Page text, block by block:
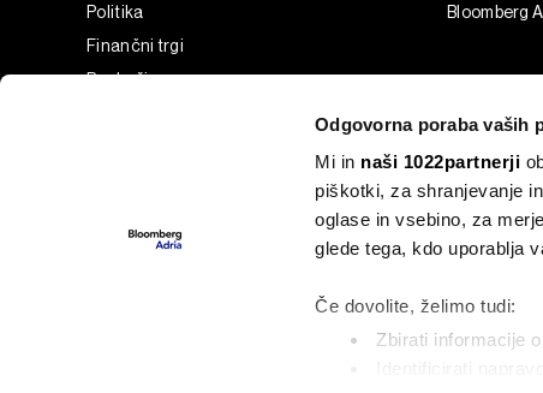
Odgovorna poraba vaših
Mi in naši 1022partnerji
piškotki, za shranjevanje
oglase in vsebino, za
glede tega, kdo uporablja
Če dovolite, želimo tudi:
Zbirati informacije
Politika
Finančni trgi
Razkošje
Adria Insight
Bloomberg